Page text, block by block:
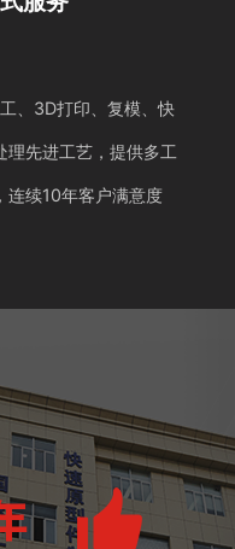
、3D打印、复模、快
理先进工艺，提供多工
连续10年客户满意度